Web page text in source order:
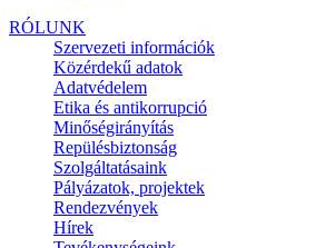
RÓLUNK
Szervezeti információk
Közérdekű adatok
Adatvédelem
Etika és antikorrupció
Minőségirányítás
Repülésbiztonság
Szolgáltatásaink
Pályázatok, projektek
Rendezvények
Hírek